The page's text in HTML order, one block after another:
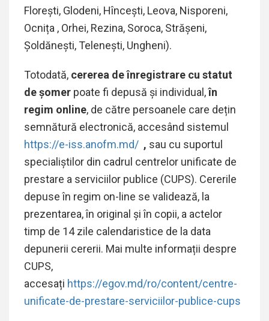
Florești, Glodeni, Hîncești, Leova, Nisporeni,
Ocnița , Orhei, Rezina, Soroca, Strășeni,
Șoldănești, Telenești, Ungheni).
Totodată, cererea de înregistrare cu statut
de șomer poate fi depusă și individual,în
regim online, de către persoanele care dețin
semnătură electronică, accesând sistemul
https://e-iss.anofm.md/ , sau cu suportul
specialiștilor din cadrul centrelor unificate de
prestare a serviciilor publice (CUPS). Cererile
depuse în regim on-line se validează, la
prezentarea, în original și în copii, a actelor
timp de 14 zile calendaristice de la data
depunerii cererii. Mai multe informații despre
CUPS,
accesați https://egov.md/ro/content/centre-
unificate-de-prestare-serviciilor-publice-cups